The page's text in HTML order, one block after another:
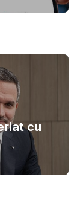
cu